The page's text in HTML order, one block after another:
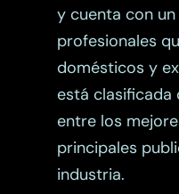
y cuenta con
profesionales
domésticos y
está
entre los
principales
industria.